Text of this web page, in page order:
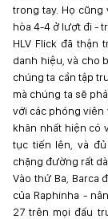
trong tay. Họ cũng
hòa 4-4 ở lượt đi -
HLV Flick đã thận
danh hiệu, và cho
chúng ta cần tập
mà chúng ta sẽ
với các phóng viên
khăn nhất hiện có
tục tiến lên, và
chặng đường rất
Vào thứ Ba, Barca
của Raphinha -
27 trên mọi đấu